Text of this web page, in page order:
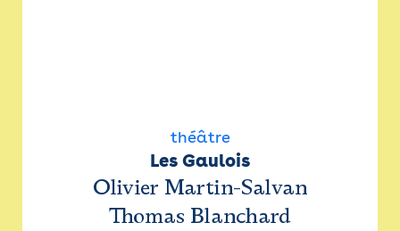
théâtre
Les Gaulois
Olivier Martin-Salvan
Thomas Blanchard